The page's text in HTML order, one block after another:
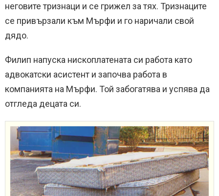
неговите тризнаци и се грижел за тях. Тризнаците
се привързали към Мърфи и го наричали свой
дядо.
Филип напуска нископлатената си работа като
адвокатски асистент и започва работа в
компанията на Мърфи. Той забогатява и успява да
отгледа децата си.